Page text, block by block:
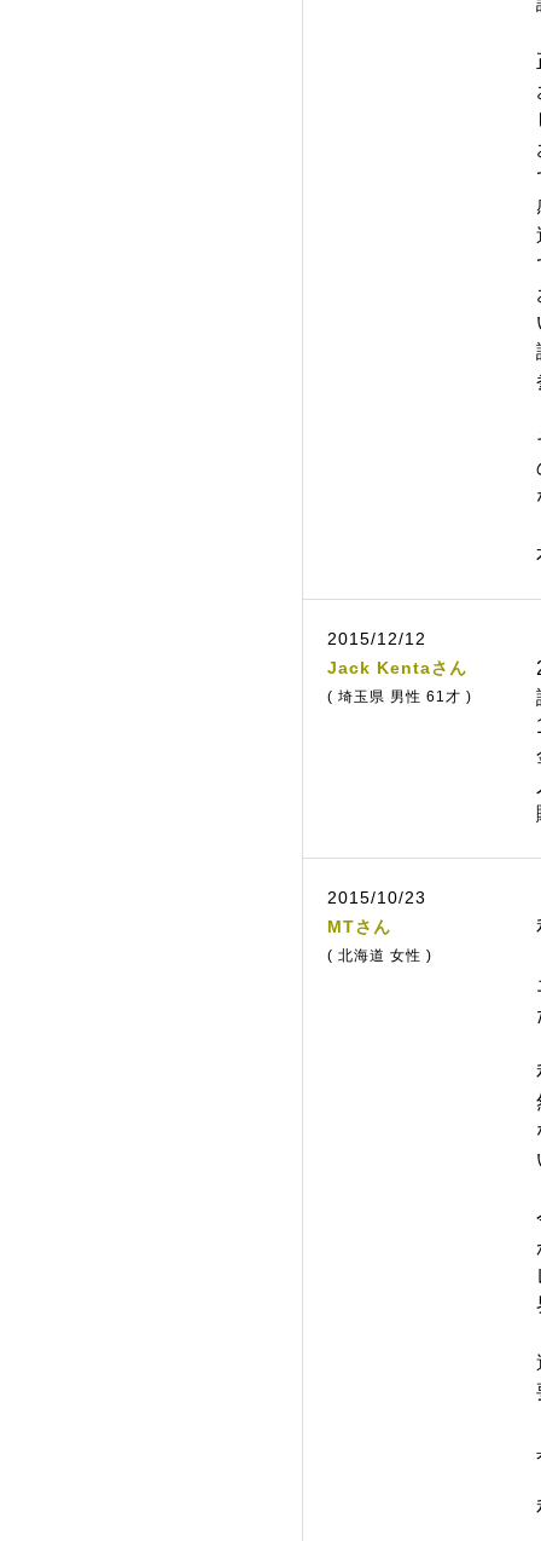
2015/12/12
Jack Kentaさん
( 埼玉県 男性 61才 )
2015/10/23
MTさん
( 北海道 女性 )